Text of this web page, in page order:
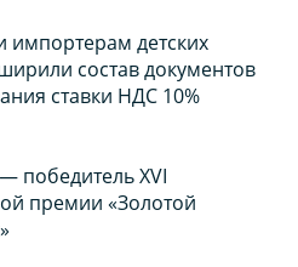
импортерам детских
состав документов
ставки НДС 10%
победитель XVI
премии «Золотой